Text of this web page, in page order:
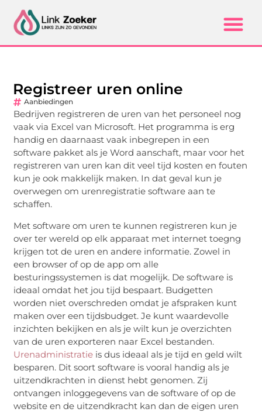
Registreer uren online
Aanbiedingen
Bedrijven registreren de uren van het personeel nog
vaak via Excel van Microsoft. Het programma is erg
handig en daarnaast vaak inbegrepen in een
software pakket als je Word aanschaft, maar voor het
registreren van uren kan dit veel tijd kosten en fouten
kun je ook makkelijk maken. In dat geval kun je
overwegen om urenregistratie software aan te
schaffen.
Met software om uren te kunnen registreren kun je
over ter wereld op elk apparaat met internet toegng
krijgen tot de uren en andere informatie. Zowel in
een browser of op de app om alle
besturingssystemen is dat mogelijk. De software is
ideaal omdat het jou tijd bespaart. Budgetten
worden niet overschreden omdat je afspraken kunt
maken over een tijdsbudget. Je kunt waardevolle
inzichten bekijken en als je wilt kun je overzichten
van de uren exporteren naar Excel bestanden.
Urenadministratie is dus ideaal als je tijd en geld wilt
besparen. Dit soort software is vooral handig als je
uitzendkrachten in dienst hebt genomen. Zij
ontvangen inloggegevens van de software of op de
website en de uitzendkracht kan dan de eigen uren